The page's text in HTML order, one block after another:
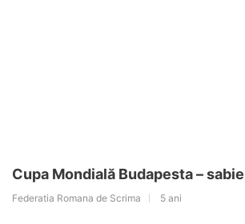
Cupa Mondială Budapesta –
Federatia Romana de Scrima 5 ani